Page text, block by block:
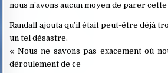
nous n’avons aucun moyen de parer cette
Randall ajouta qu’il était peut-être déjà
un tel désastre.
« Nous ne savons pas exacement où
déroulement de ce